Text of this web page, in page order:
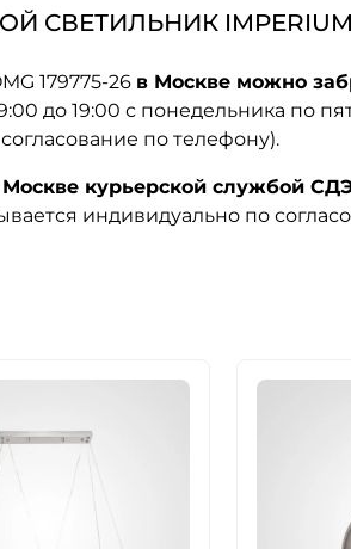
179775-26 в Москве можно
до 19:00 с понедельника по
по телефону).
курьерской службой
индивидуально по